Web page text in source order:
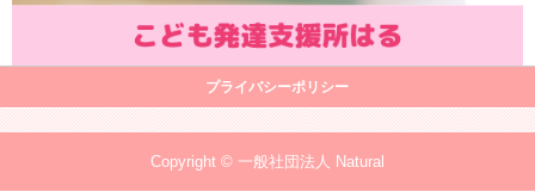
プライバシーポリシー
Copyright © 一般社団法人 Natural